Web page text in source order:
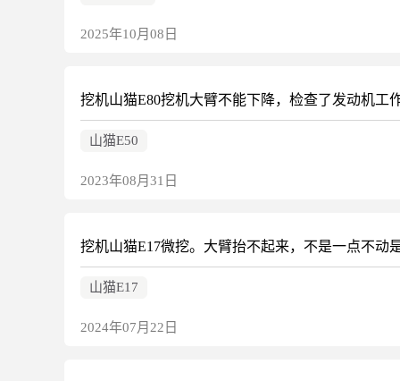
2025年10月08日
挖机山猫E80挖机大臂不能下降，检查了发动机工
山猫E50
2023年08月31日
山猫E17
2024年07月22日